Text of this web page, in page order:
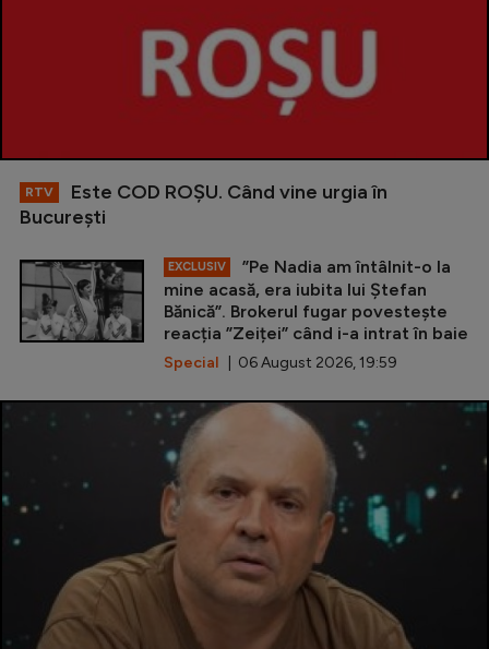
RTV
Este COD ROŞU. Când vine urgia în
Bucureşti
EXCLUSIV
”Pe Nadia am întâlnit-o la
mine acasă, era iubita lui Ștefan
Bănică”. Brokerul fugar povestește
reacția ”Zeiței” când i-a intrat în baie
Special | 06 August 2026, 19:59